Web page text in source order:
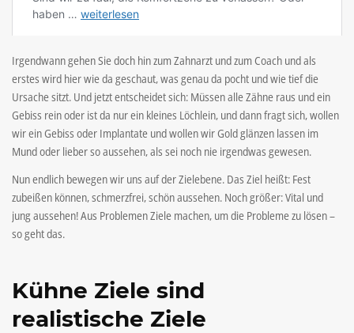
Irgendwann gehen Sie doch hin zum Zahnarzt und zum Coach und als
erstes wird hier wie da geschaut, was genau da pocht und wie tief die
Ursache sitzt. Und jetzt entscheidet sich: Müssen alle Zähne raus und ein
Gebiss rein oder ist da nur ein kleines Löchlein, und dann fragt sich, wollen
wir ein Gebiss oder Implantate und wollen wir Gold glänzen lassen im
Mund oder lieber so aussehen, als sei noch nie irgendwas gewesen.
Nun endlich bewegen wir uns auf der Zielebene. Das Ziel heißt: Fest
zubeißen können, schmerzfrei, schön aussehen. Noch größer: Vital und
jung aussehen! Aus Problemen Ziele machen, um die Probleme zu lösen –
so geht das.
Kühne Ziele sind
realistische Ziele